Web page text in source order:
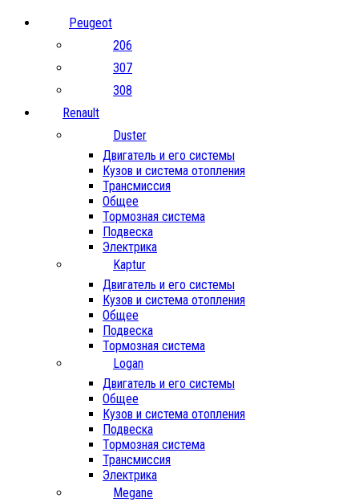
Peugeot
206
307
308
Renault
Duster
Двигатель и его системы
Кузов и система отопления
Трансмиссия
Общее
Тормозная система
Подвеска
Электрика
Kaptur
Двигатель и его системы
Кузов и система отопления
Общее
Подвеска
Тормозная система
Logan
Двигатель и его системы
Общее
Кузов и система отопления
Подвеска
Тормозная система
Трансмиссия
Электрика
Megane